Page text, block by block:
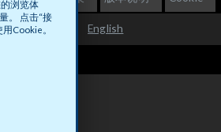
地图 无障碍访问
English
Latina)
浏览体
。 点击“接
Cookie。